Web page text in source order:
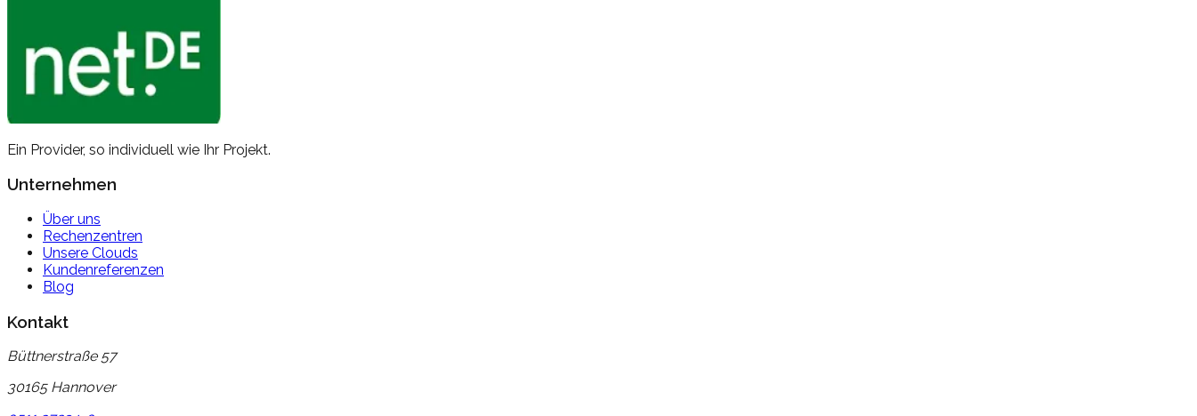
Ein Provider, so individuell wie Ihr Projekt.
Unternehmen
Über uns
Rechenzentren
Unsere Clouds
Kundenreferenzen
Blog
Kontakt
Büttnerstraße 57
30165 Hannover